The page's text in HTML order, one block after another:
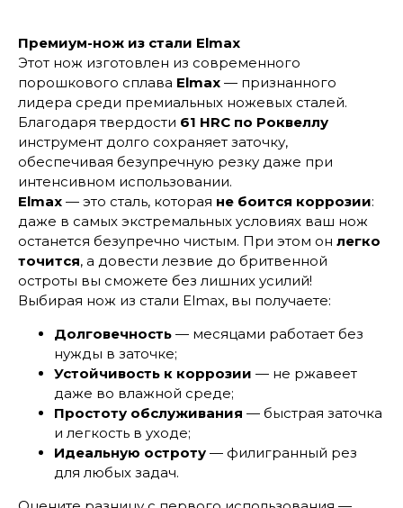
Премиум-нож из стали Elmax
Этот нож изготовлен из современного
порошкового сплава Elmax — признанного
лидера среди премиальных ножевых сталей.
Благодаря твердости 61 HRC по Роквеллу
инструмент долго сохраняет заточку,
обеспечивая безупречную резку даже при
интенсивном использовании.
Elmax — это сталь, которая не боится коррозии:
даже в самых экстремальных условиях ваш нож
останется безупречно чистым. При этом он легко
точится, а довести лезвие до бритвенной
остроты вы сможете без лишних усилий!
Выбирая нож из стали Elmax, вы получаете:
Долговечность — месяцами работает без
нужды в заточке;
Устойчивость к коррозии — не ржавеет
даже во влажной среде;
Простоту обслуживания — быстрая заточка
и легкость в уходе;
Идеальную остроту — филигранный рез
для любых задач.